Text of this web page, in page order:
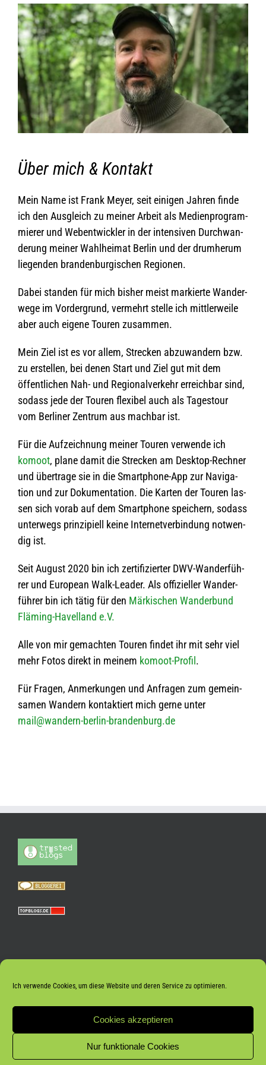
Ich verwende Cookies, um diese Website und deren Service zu optimieren.
Cookies akzeptieren
Nur funktionale Cookies
Über mich & Kontakt
Mein Name ist Frank Meyer, seit eini­gen Jah­ren finde
ich den Aus­gleich zu mei­ner Arbeit als Medi­en­pro­gram­
mie­rer und Web­ent­wick­ler in der inten­si­ven Durch­wan­
de­rung mei­ner Wahl­hei­mat Ber­lin und der drum­herum
lie­gen­den bran­den­bur­gi­schen Regionen.
Dabei stan­den für mich bis­her meist mar­kierte Wan­der­
wege im Vor­der­grund, ver­mehrt stelle ich mitt­ler­weile
aber auch eigene Tou­ren zusammen.
Mein Ziel ist es vor allem, Stre­cken abzu­wan­dern bzw.
zu erstel­len, bei denen Start und Ziel gut mit dem
öffent­li­chen Nah- und Regio­nal­ver­kehr erreich­bar sind,
sodass jede der Tou­ren fle­xi­bel auch als Tages­tour
vom Ber­li­ner Zen­trum aus mach­bar ist.
Für die Auf­zeich­nung mei­ner Tou­ren ver­wende ich
komoot, plane damit die Stre­cken am Desk­top-Rech­ner
und über­trage sie in die Smart­phone-App zur Navi­ga­
tion und zur Doku­men­ta­tion. Die Kar­ten der Tou­ren las­
sen sich vorab auf dem Smart­phone spei­chern, sodass
unter­wegs prin­zi­pi­ell keine Inter­net­ver­bin­dung not­wen­
dig ist.
Seit August 2020 bin ich zer­ti­fi­zier­ter DWV-Wan­der­füh­
rer und Euro­pean Walk-Lea­der. Als offi­zi­el­ler Wan­der­
füh­rer bin ich tätig für den Mär­ki­schen Wan­der­bund
Flä­ming-Havel­land e.V.
Alle von mir gemach­ten Tou­ren fin­det ihr mit sehr viel
mehr Fotos direkt in mei­nem komoot-Pro­fil .
Für Fra­gen, Anmer­kun­gen und Anfra­gen zum gemein­
sa­men Wan­dern kon­tak­tiert mich gerne unter
mail@wandern-berlin-brandenburg.de